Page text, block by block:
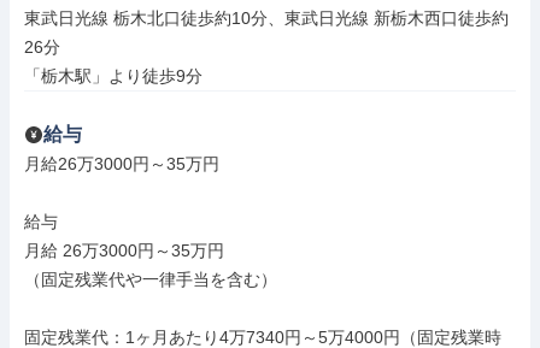
東武日光線 栃木北口徒歩約10分、東武日光線 新栃木西口徒歩約
26分
「栃木駅」より徒歩9分
給与
月給26万3000円～35万円
給与
月給 26万3000円～35万円
（固定残業代や一律手当を含む）
固定残業代：1ヶ月あたり4万7340円～5万4000円（固定残業時